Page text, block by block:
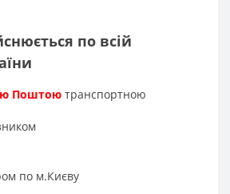
по всій
Поштою транспортною
по м.Києву